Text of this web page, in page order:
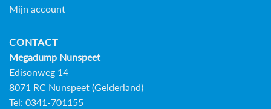
Mijn account
CONTACT
Megadump Nunspeet
Edisonweg 14
8071 RC Nunspeet (Gelderland)
Tel: 0341-701155